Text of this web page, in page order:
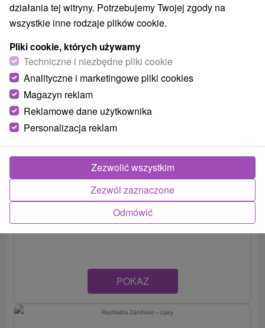
Unín(1) Skalica(1)
Wieża widokowa kanał Baty, port Skalica
Skalica
POKAZ
działania tej witryny. Potrzebujemy Twojej zgody na
wszystkie inne rodzaje plików cookie.
Pliki cookie, których używamy
Techniczne i niezbędne pliki cookie
Analityczne i marketingowe pliki cookies
Magazyn reklam
Reklamowe dane użytkownika
Personalizacja reklam
Odmówić
Zezwól zaznaczone
Zezwolić wszystkim